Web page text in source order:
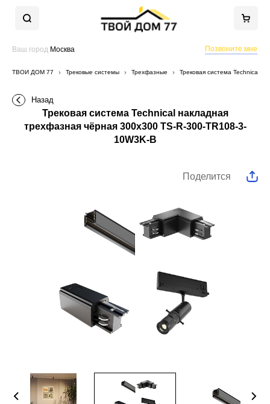
Ваш город Москва Позвоните мне
ТВОЙ ДОМ 77 Трековые системы Трехфазные Трековая система Technical
Назад
Трековая система Technical накладная
трехфазная чёрная 300x300 TS-R-300-TR108-3-
10W3K-B
Поделится